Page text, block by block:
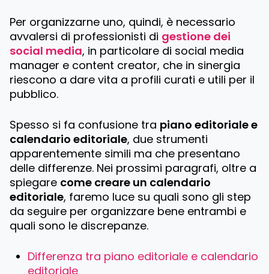
Per organizzarne uno, quindi, è necessario
avvalersi di professionisti di gestione dei
social media, in particolare di social media
manager e content creator, che in sinergia
riescono a dare vita a profili curati e utili per il
pubblico.
Spesso si fa confusione tra piano editoriale e
calendario editoriale, due strumenti
apparentemente simili ma che presentano
delle differenze. Nei prossimi paragrafi, oltre a
spiegare come creare un calendario
editoriale, faremo luce su quali sono gli step
da seguire per organizzare bene entrambi e
quali sono le discrepanze.
Differenza tra piano editoriale e calendario
editoriale